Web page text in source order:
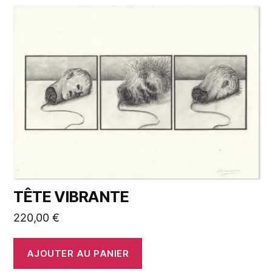
TÊTE VIBRANTE
220,00 €
AJOUTER AU PANIER